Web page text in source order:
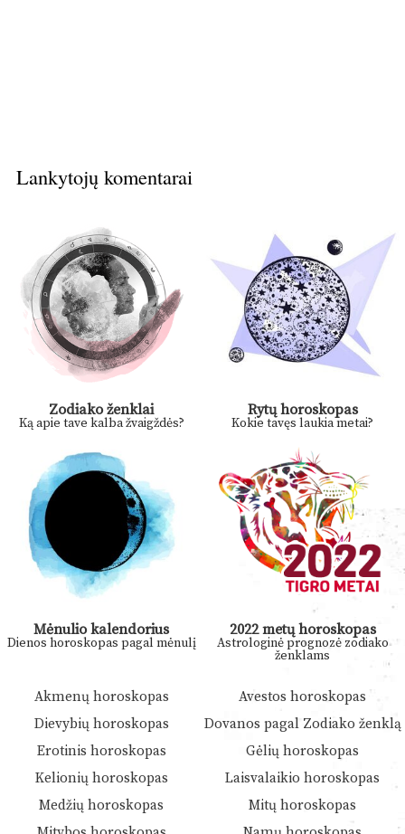
Lankytojų komentarai
Zodiako ženklai
Ką apie tave kalba žvaigždės?
Rytų horoskopas
Kokie tavęs laukia metai?
Mėnulio kalendorius
Dienos horoskopas pagal mėnulį
2022 metų horoskopas
Astrologinė prognozė zodiako
ženklams
Akmenų horoskopas
Avestos horoskopas
Dievybių horoskopas
Dovanos pagal Zodiako ženklą
Erotinis horoskopas
Gėlių horoskopas
Kelionių horoskopas
Laisvalaikio horoskopas
Medžių horoskopas
Mitų horoskopas